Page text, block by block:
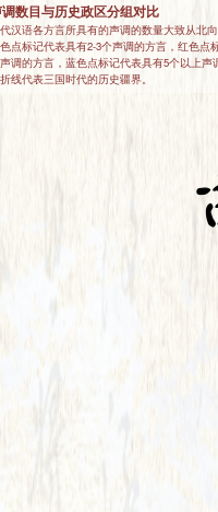
见母三等是否仍读k
中古汉语的见母三等字（“今”“军”“京”等字）
中的声母读音多数已经硬腭化，少数仍读作k
代表见母三等字声母不再读作k的方言，红色
等字声母仍读作k的方言。